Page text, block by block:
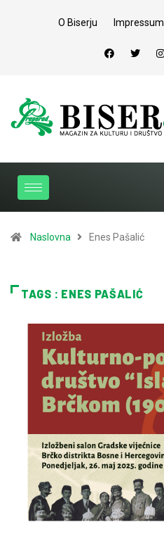
O Biserju Impressum
Naslovna Enes Pašalić
TAGS : ENES PAŠALIĆ